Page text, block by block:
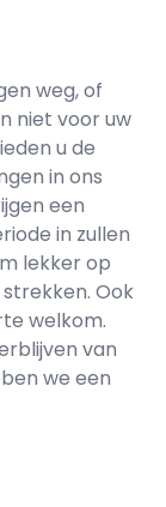
weg, of
niet voor uw
u de
in ons
een
in zullen
lekker op
Ook
welkom.
van
we een